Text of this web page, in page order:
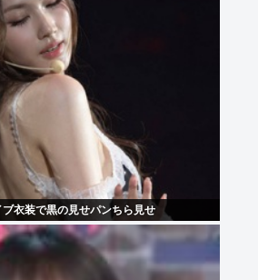
ブ衣装で黒の見せパンちら見せ